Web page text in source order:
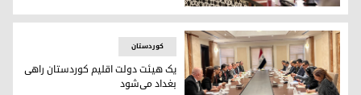
هیئت مذاکرات دولت اقلیم کوردستان
کوردستان
یک هیئت دولت اقلیم کوردستان راهی
بغداد می‌شود